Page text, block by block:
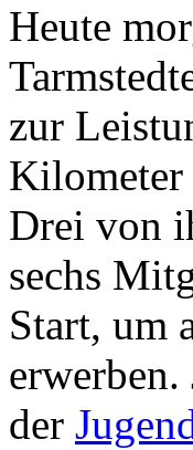
Heute
zur
Kilometer
Drei von
sechs
Start, um
der